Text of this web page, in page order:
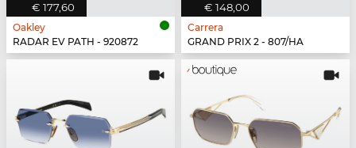
€ 177,60
Oakley
RADAR EV PATH - 920872
€ 148,00
Carrera
GRAND PRIX 2 - 807/HA